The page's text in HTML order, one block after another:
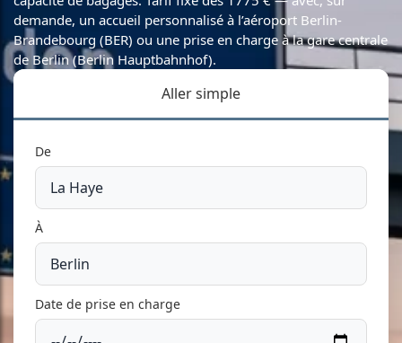
demande, un accueil personnalisé à l’aéroport Berlin-
Brandebourg (BER) ou une prise en charge à la gare centrale
de Berlin (Berlin Hauptbahnhof).
Aller simple
De
À
Date de prise en charge